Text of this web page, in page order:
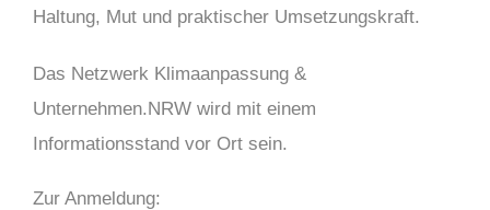
Haltung, Mut und praktischer Umsetzungskraft.
Das Netzwerk Klimaanpassung &
Unternehmen.NRW wird mit einem
Informationsstand vor Ort sein.
Zur Anmeldung: